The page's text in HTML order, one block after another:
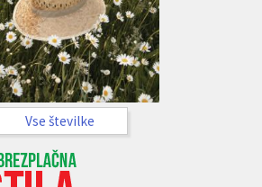
Vse številke